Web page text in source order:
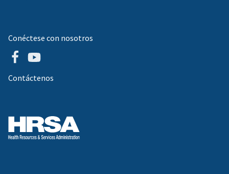
Conéctese con nosotros
Contáctenos